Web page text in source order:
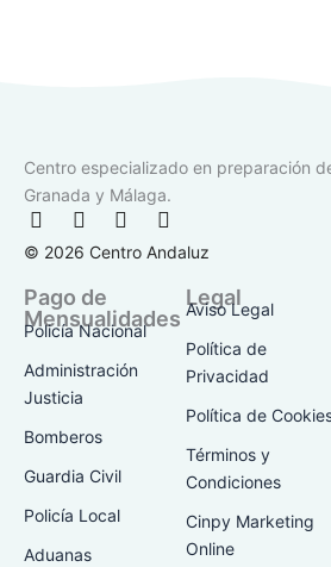
Centro especializado en preparación
Granada y Málaga.
F
c
b
o
o
k
-
f
I
s
a
g
r
a
m
T
k
k
Y
u
b
© 2026 Centro Andaluz
Pago de
Mensualidades
Policía Nacional
Administración
Justicia
Bomberos
Guardia Civil
Policía Local
Aduanas
Legal
Aviso Legal
Política de
Privacidad
Política de
Términos y
Condiciones
Cinpy Marketing
Online